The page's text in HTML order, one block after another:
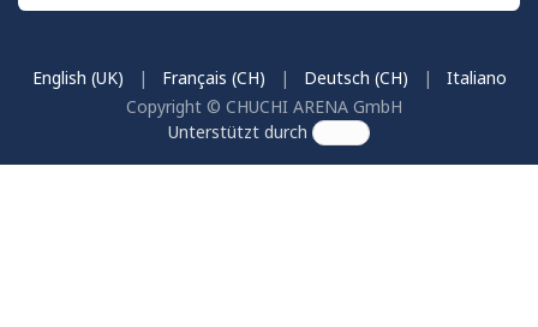
Copyright © CHUCHI ARENA GmbH
English (UK) | Français (CH) | Deutsch (CH) | Italiano
Unterstützt durch